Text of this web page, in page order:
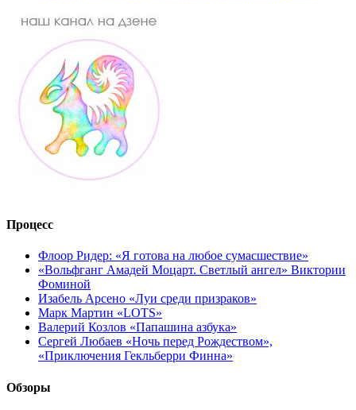
Процесс
Флоор Ридер: «Я готова на любое сумасшествие»
«Вольфганг Амадей Моцарт. Светлый ангел» Виктории
Фоминой
Изабель Арсено «Луи среди призраков»
Марк Мартин «LOTS»
Валерий Козлов «Папашина азбука»
Сергей Любаев «Ночь перед Рождеством»,
«Приключения Гекльберри Финна»
Обзоры